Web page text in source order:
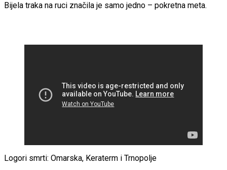
Bijela traka na ruci značila je samo jedno – pokretna meta.
Logori smrti: Omarska, Keraterm i Trnopolje